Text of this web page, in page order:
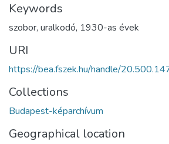
Keywords
szobor, uralkodó, 1930-as évek
URI
https://bea.fszek.hu/handle/
Collections
Budapest-képarchívum
Geographical location